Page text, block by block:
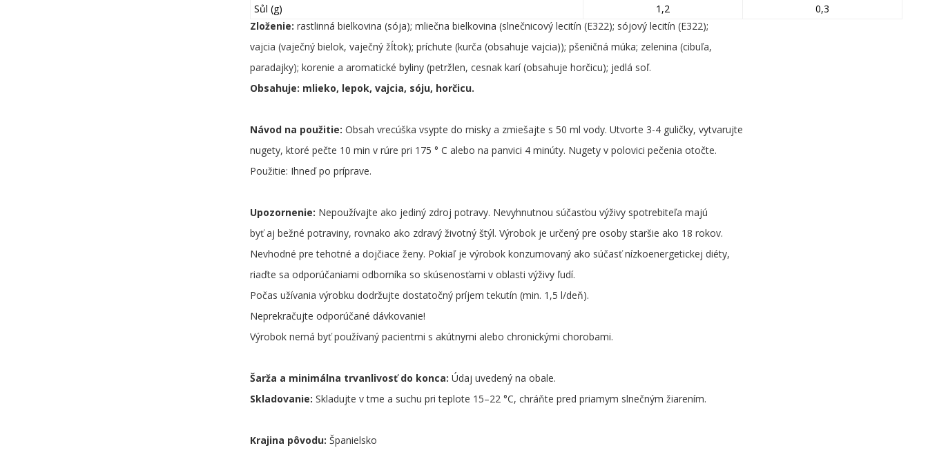
Sůl (g)
1,2
0,3
Zloženie: rastlinná bielkovina (sója); mliečna bielkovina (slnečnicový lecitín (E322); sójový lecitín (E322);
vajcia (vaječný bielok, vaječný žĺtok); príchute (kurča (obsahuje vajcia)); pšeničná múka; zelenina (cibuľa,
paradajky); korenie a aromatické byliny (petržlen, cesnak karí (obsahuje horčicu); jedlá soľ.
Obsahuje: mlieko, lepok, vajcia, sóju, horčicu.
Návod na použitie: Obsah vrecúška vsypte do misky a zmiešajte s 50 ml vody. Utvorte 3-4 guličky, vytvarujte
nugety, ktoré pečte 10 min v rúre pri 175 ° C alebo na panvici 4 minúty. Nugety v polovici pečenia otočte.
Použitie: Ihneď po príprave.
Upozornenie: Nepoužívajte ako jediný zdroj potravy. Nevyhnutnou súčasťou výživy spotrebiteľa majú
byť aj bežné potraviny, rovnako ako zdravý životný štýl. Výrobok je určený pre osoby staršie ako 18 rokov.
Nevhodné pre tehotné a dojčiace ženy. Pokiaľ je výrobok konzumovaný ako súčasť nízkoenergetickej diéty,
riaďte sa odporúčaniami odborníka so skúsenosťami v oblasti výživy ľudí.
Počas užívania výrobku dodržujte dostatočný príjem tekutín (min. 1,5 l/deň).
Neprekračujte odporúčané dávkovanie!
Výrobok nemá byť používaný pacientmi s akútnymi alebo chronickými chorobami.
Šarža a minimálna trvanlivosť do konca: Údaj uvedený na obale.
Skladovanie: Skladujte v tme a suchu pri teplote 15–22 °C, chráňte pred priamym slnečným žiarením.
Krajina pôvodu: Španielsko